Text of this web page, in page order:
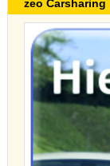
zeo Carsharing